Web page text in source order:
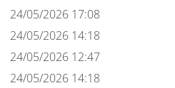
24/05/2026 17:08
24/05/2026 14:18
24/05/2026 12:47
24/05/2026 14:18